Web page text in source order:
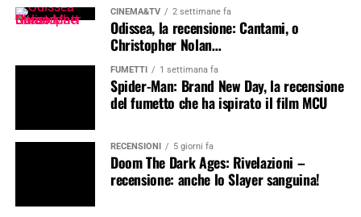
CINEMA&TV 2 settimane fa
Odissea, la recensione: Cantami, o
Christopher Nolan…
FUMETTI 1 settimana fa
Spider-Man: Brand New Day, la recensione
del fumetto che ha ispirato il film MCU
RECENSIONI 5 giorni fa
Doom The Dark Ages: Rivelazioni –
recensione: anche lo Slayer sanguina!